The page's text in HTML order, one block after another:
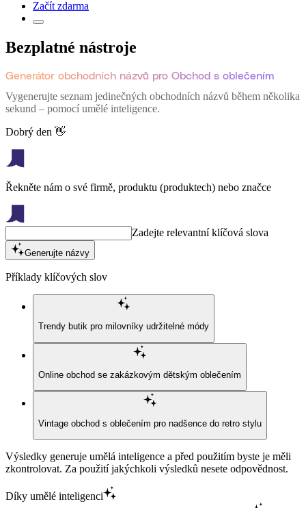
Začít zdarma
Bezplatné nástroje
Generátor obchodních názvů pro Obchod s oblečením
Vygenerujte seznam jedinečných obchodních názvů během několika
sekund – pomocí umělé inteligence.
Dobrý den 👋
Řekněte nám o své firmě, produktu (produktech) nebo značce
Zadejte relevantní klíčová slova
Generujte názvy
Příklady klíčových slov
Trendy butik pro milovníky udržitelné módy
Online obchod se zakázkovým dětským oblečením
Vintage obchod s oblečením pro nadšence do retro stylu
Výsledky generuje umělá inteligence a před použitím byste je měli
zkontrolovat. Za použití jakýchkoli výsledků nesete odpovědnost.
Díky umělé inteligenci